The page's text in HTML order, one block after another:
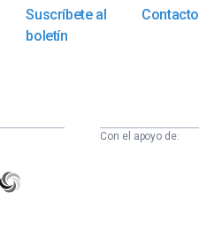
Suscríbete al
boletín
Contacto
Con el apoyo de: